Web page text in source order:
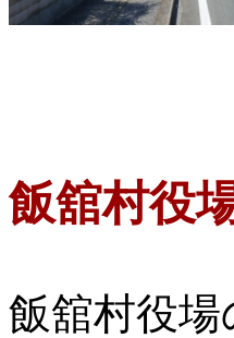
飯舘村役
飯舘村役場